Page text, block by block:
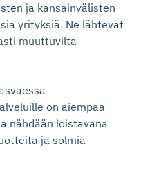
ja kansainvälisten
yrityksiä. Ne lähtevät
muuttuvilta
on aiempaa
nähdään loistavana
ja solmia